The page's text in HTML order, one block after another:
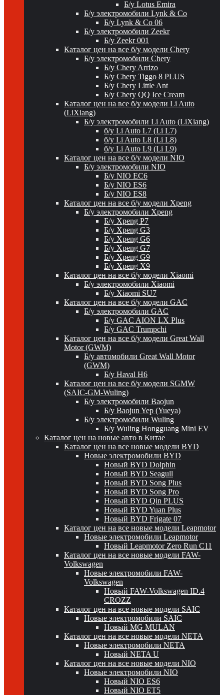
Б/у Lotus Emira
Б/у электромобили Lynk & Co
Б/у Lynk & Co 06
Б/у электромобили Zeekr
Б/у Zeekr 001
Каталог цен на все б/у модели Chery
Б/у электромобили Chery
Б/у Chery Arrizo
Б/у Chery Tiggo 8 PLUS
Б/у Chery Little Ant
Б/у Chery QQ Ice Cream
Каталог цен на все б/у модели Li Auto
(LiXiang)
Б/у электромобили Li Auto (LiXiang)
б/у Li Auto L7 (Li L7)
б/у Li Auto L8 (Li L8)
б/у Li Auto L9 (Li L9)
Каталог цен на все б/у модели NIO
Б/у электромобили NIO
Б/у NIO EC6
Б/у NIO ES6
Б/у NIO ES8
Каталог цен на все б/у модели Xpeng
Б/у электромобили Xpeng
Б/у Xpeng P7
Б/у Xpeng G3
Б/у Xpeng G6
Б/у Xpeng G7
Б/у Xpeng G9
Б/у Xpeng X9
Каталог цен на все б/у модели Xiaomi
Б/у электромобили Xiaomi
Б/у Xiaomi SU7
Каталог цен на все б/у модели GAC
Б/у электромобили GAC
Б/у GAC AION LX Plus
Б/у GAC Trumpchi
Каталог цен на все б/у модели Great Wall
Motor (GWM)
Б/у автомобили Great Wall Motor
(GWM)
Б/у Haval H6
Каталог цен на все б/у модели SGMW
(SAIC-GM-Wuling)
Б/у электромобили Baojun
Б/у Baojun Yep (Yueya)
Б/у электромобили Wuling
Б/у Wuling Hongguang Mini EV
Каталог цен на новые авто в Китае
Каталог цен на все новые модели BYD
Новые электромобили BYD
Новый BYD Dolphin
Новый BYD Seagull
Новый BYD Song Plus
Новый BYD Song Pro
Новый BYD Qin PLUS
Новый BYD Yuan Plus
Новый BYD Frigate 07
Каталог цен на все новые модели Leapmotor
Новые электромобили Leapmotor
Новый Leapmotor Zero Run C11
Каталог цен на все новые модели FAW-
Volkswagen
Новые электромобили FAW-
Volkswagen
Новый FAW-Volkswagen ID.4
CROZZ
Каталог цен на все новые модели SAIC
Новые электромобили SAIC
Новый MG MULAN
Каталог цен на все новые модели NETA
Новые электромобили NETA
Новый NETA U
Каталог цен на все новые модели NIO
Новые электромобили NIO
Новый NIO ES6
Новый NIO ET5